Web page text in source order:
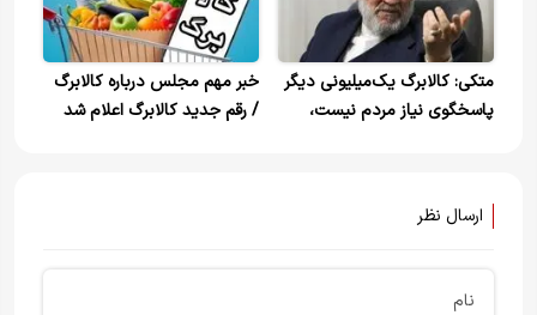
متکی: کالابرگ یک‌میلیونی دیگر
پاسخگوی نیاز مردم نیست،
خبر مهم مجلس درباره کالابرگ
/ رقم جدید کالابرگ اعلام شد
ارسال نظر
نام